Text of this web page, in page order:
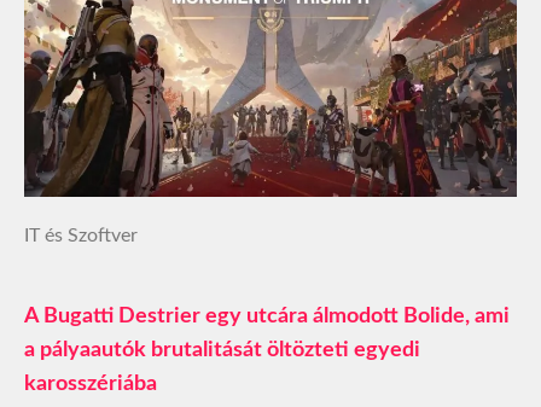
IT és Szoftver
A Bugatti Destrier egy utcára álmodott Bolide, ami
a pályaautók brutalitását öltözteti egyedi
karosszériába